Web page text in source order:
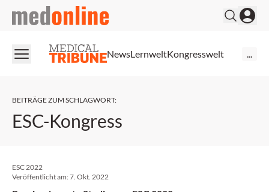
medonline
NewsLernweltKongresswelt
BEITRÄGE ZUM SCHLAGWORT:
ESC-Kongress
ESC 2022
Veröffentlicht am:7. Okt. 2022